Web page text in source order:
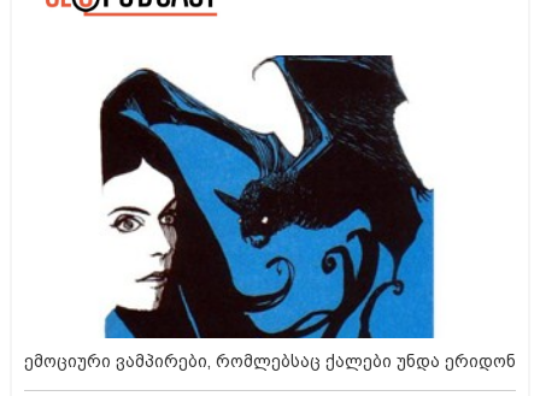
ემოციური ვამპირები, რომლებსაც ქალები უნდა ერიდონ